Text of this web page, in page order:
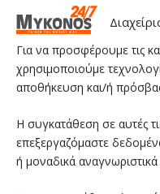
Για να προσφέρουμε τις
χρησιμοποιούμε
αποθήκευση και/ή
Η συγκατάθεση σε αυτές
επεξεργαζόμαστε
ή μοναδικά
ΑΚΟΛΟΥΘΗΣΤΕ
Facebook